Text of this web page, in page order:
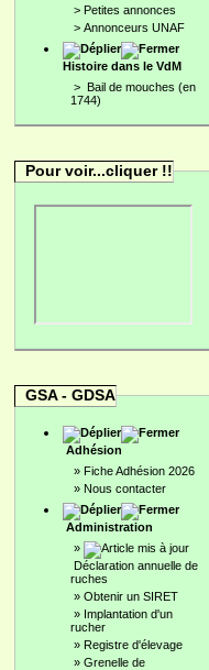
> Petites annonces
> Annonceurs UNAF
Histoire dans le VdM
> Bail de mouches (en
1744)
Pour voir...cliquer !!
GSA - GDSA
Adhésion
» Fiche Adhésion 2026
» Nous contacter
Administration
»
Déclaration annuelle de
ruches
» Obtenir un SIRET
» Implantation d'un
rucher
» Registre d'élevage
» Grenelle de